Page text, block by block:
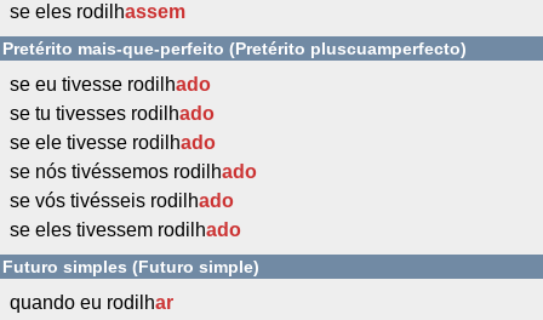
se eles rodilhassem
Pretérito mais-que-perfeito (Pretérito pluscuamperfecto)
se eu tivesse rodilhado
se tu tivesses rodilhado
se ele tivesse rodilhado
se nós tivéssemos rodilhado
se vós tivésseis rodilhado
se eles tivessem rodilhado
Futuro simples (Futuro simple)
quando eu rodilhar